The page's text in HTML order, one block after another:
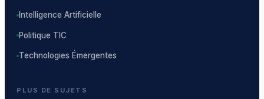
Intelligence Artificielle
Politique TIC
Technologies Émergentes
PLUS DE SUJETS